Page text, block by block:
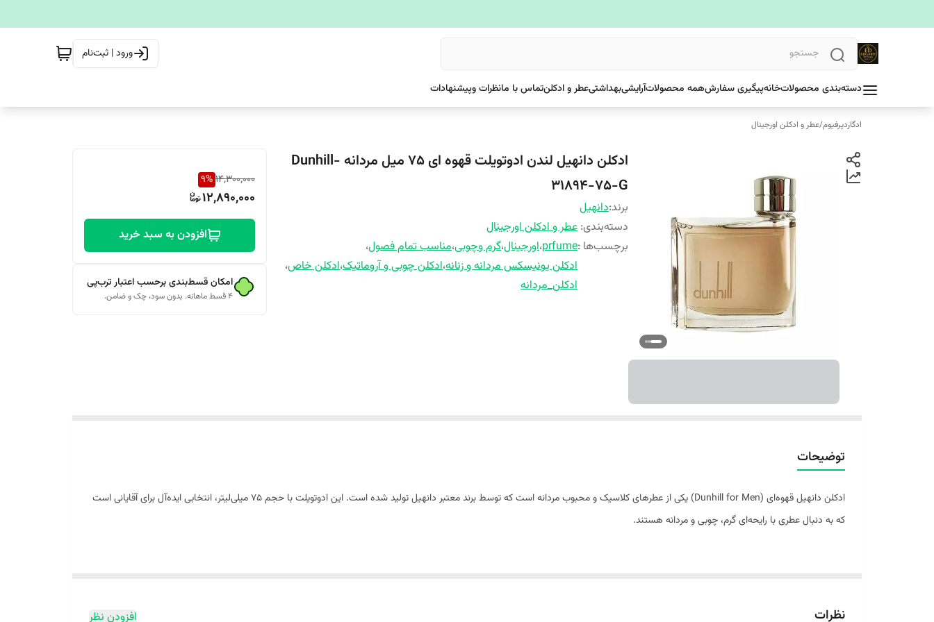
ورود | ثبت‌نام
دسته‌بندی محصولاتخانهپیگیری سفارشهمه محصولاتآرایشیبهداشتیعطر و ادکلنتماس با مانظرات وپیشنهادات
ادگاردپرفیوم/عطر و ادکلن اورجینال
ادکلن دانهیل لندن ادوتویلت قهوه ای 75 میل مردانه Dunhill-
31894-75-G
برند:دانهیل
دسته‌بندی: عطر و ادکلن اورجینال
برچسب‌ها :prfume،اورجینال،گرم وچوبی،مناسب تمام فصول،
ادکلن یونیسکس مردانه و زنانه،ادکلن چوبی و آروماتیک،ادکلن خاص،
ادکلن_مردانه
14,300,000
9%
12,890,000
افزودن به سبد خرید
امکان قسط‌بندی برحسب اعتبار ترب‌پی
۴ قسط ماهانه. بدون سود، چک و ضامن.
توضیحات
ادکلن دانهیل قهوه‌ای (Dunhill for Men) یکی از عطرهای کلاسیک و محبوب مردانه است که توسط برند معتبر دانهیل تولید شده است. این ادوتویلت با حجم 75 میلی‌لیتر، انتخابی ایده‌آل برای آقایانی است
که به دنبال عطری با رایحه‌ای گرم، چوبی و مردانه هستند.
می‌شوند که ماندگاری و عمق رایحه را تضمین می‌کنند.
نظرات افزودن نظر